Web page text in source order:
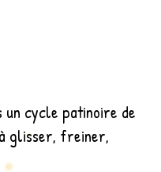
cycle patinoire de
glisser, freiner,